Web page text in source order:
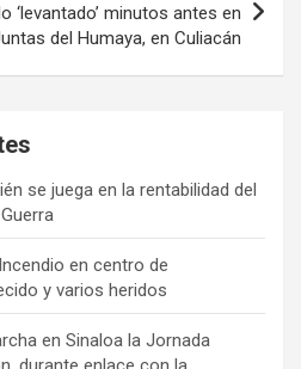
‘levantado’ minutos antes en
del Humaya, en Culiacán
se juega en la rentabilidad del
en centro de
y varios heridos
en Sinaloa la Jornada